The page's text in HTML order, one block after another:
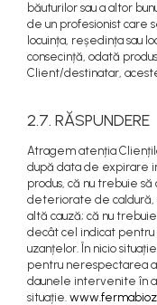
băuturilor sau a altor
de un profesionist care
locuința, reședința sau
consecință, odată
Client/destinatar,
2.7. RĂSPUNDERE
Atragem atenția
după data de expirare
produs, că nu trebuie
deteriorate de caldură,
altă cauză; că nu
decât cel indicat pentru
uzanțelor. În nicio situație
pentru nerespectarea
daunele intervenite în
situație.